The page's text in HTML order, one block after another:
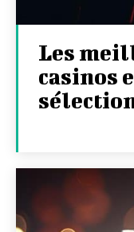
Les
casinos